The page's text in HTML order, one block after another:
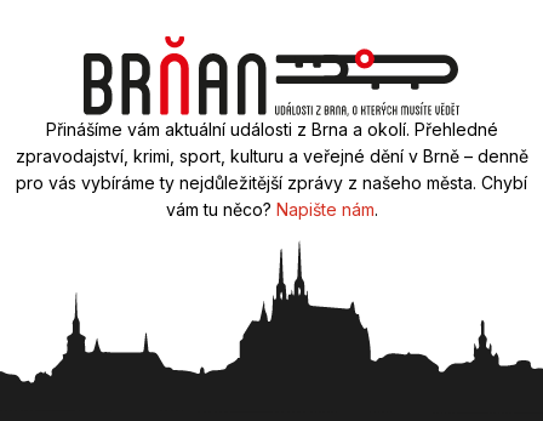
Přinášíme vám aktuální události z Brna a okolí. Přehledné
zpravodajství, krimi, sport, kulturu a veřejné dění v Brně – denně
pro vás vybíráme ty nejdůležitější zprávy z našeho města. Chybí
vám tu něco? Napište nám.